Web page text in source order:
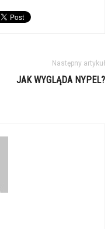
Następny artykuł
JAK WYGLĄDA NYPEL?